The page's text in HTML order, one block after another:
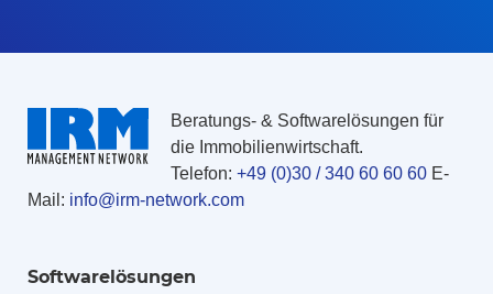
Beratungs- & Softwarelösungen für
die Immobilienwirtschaft.
Telefon: +49 (0)30 / 340 60 60 60E-
Mail: info@irm-network.com
Softwarelösungen